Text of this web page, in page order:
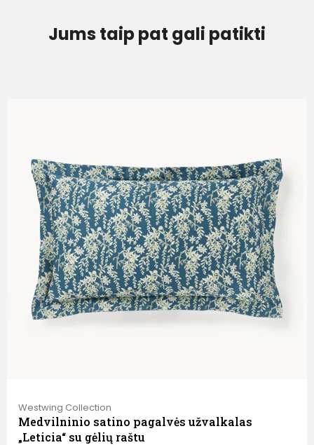
Jums taip pat gali patikti
Westwing Collection
Medvilninio satino pagalvės užvalkalas
„Leticia“ su gėlių raštu